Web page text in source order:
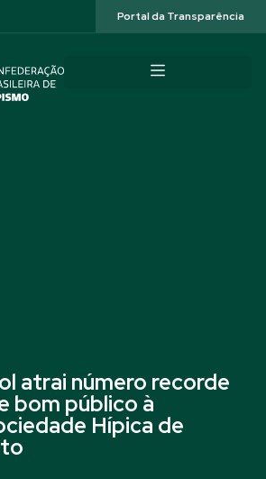
Portal da Transparência
atrai número recorde
bom público à
Hípica de